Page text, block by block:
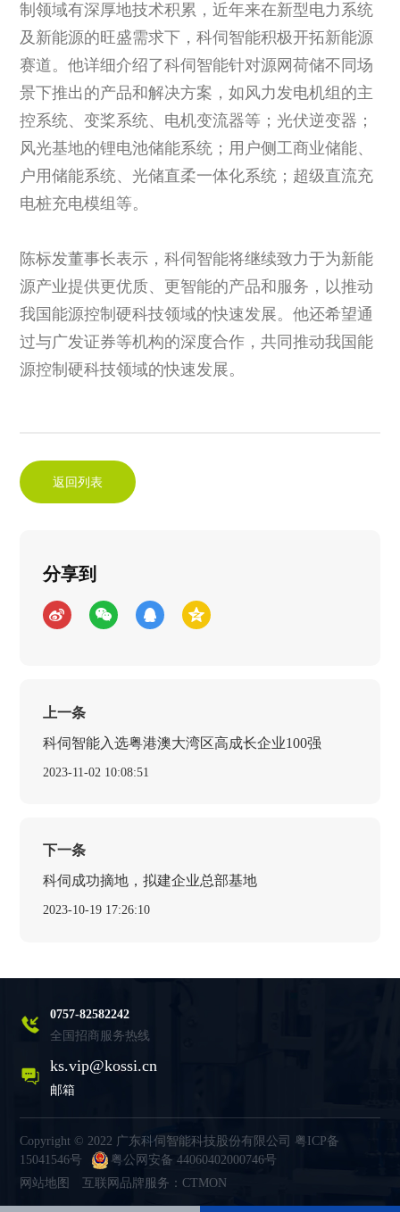
制领域有深厚地技术积累，近年来在新型电力系统
及新能源的旺盛需求下，科伺智能积极开拓新能源
赛道。他详细介绍了科伺智能针对源网荷储不同场
景下推出的产品和解决方案，如风力发电机组的主
控系统、变桨系统、电机变流器等；光伏逆变器；
风光基地的锂电池储能系统；用户侧工商业储能、
户用储能系统、光储直柔一体化系统；超级直流充
电桩充电模组等。
陈标发董事长表示，科伺智能将继续致力于为新能
源产业提供更优质、更智能的产品和服务，以推动
我国能源控制硬科技领域的快速发展。他还希望通
过与广发证券等机构的深度合作，共同推动我国能
源控制硬科技领域的快速发展。
返回列表
分享到
上一条
科伺智能入选粤港澳大湾区高成长企业100强
2023-11-02 10:08:51
下一条
科伺成功摘地，拟建企业总部基地
2023-10-19 17:26:10
0757-82582242
全国招商服务热线
ks.vip@kossi.cn
邮箱
Copyright © 2022 广东科伺智能科技股份有限公司 粤ICP备
15041546号
粤公网安备 44060402000746号
网站地图
互联网品牌服务：CTMON